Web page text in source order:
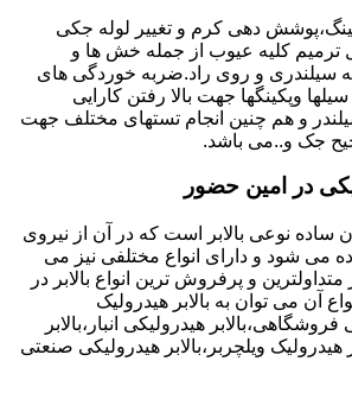
دهی کرم و تغییر لوله جکی
کلیه عیوب از جمله خش ها و
سیلندری و روی راد.ضربه خوردگی های
وپکینگها جهت بالا رفتن کارایی
و هم چنین انجام تستهای مختلف جهت
جک و..می باشد.
در امین حضور
ساده نوعی بالابر است که در آن از نیروی
می شود و دارای انواع مختلفی نیز می
متداولترین و پرفروش ترین انواع بالابر در
آن می توان به بالابر هیدرولیک
هیدرولیکی انبار،بالابر
هیدرولیک ویلچربر،بالابر هیدرولیکی صنعتی